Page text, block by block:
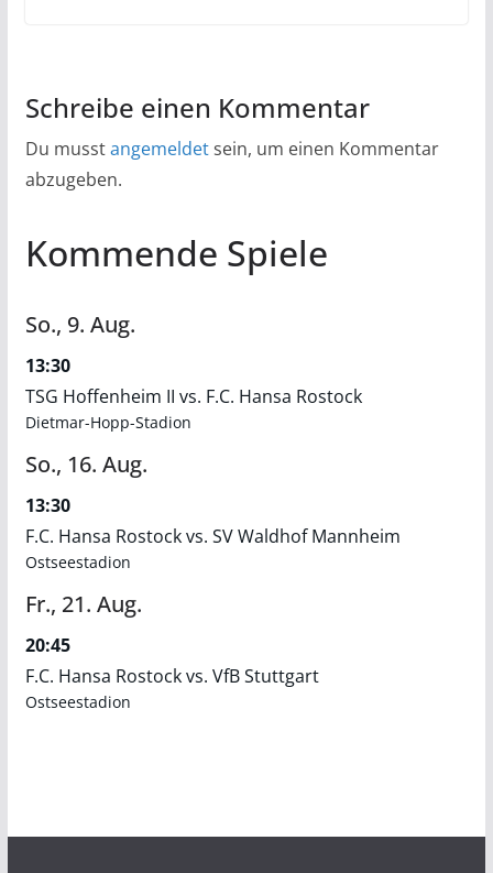
Schreibe einen Kommentar
Du musstangemeldetsein, um einen Kommentar
abzugeben.
Kommende Spiele
So., 9. Aug.
13:30
TSG Hoffenheim II vs. F.C. Hansa Rostock
Dietmar-Hopp-Stadion
So., 16. Aug.
13:30
F.C. Hansa Rostock vs. SV Waldhof Mannheim
Ostseestadion
Fr., 21. Aug.
20:45
F.C. Hansa Rostock vs. VfB Stuttgart
Ostseestadion